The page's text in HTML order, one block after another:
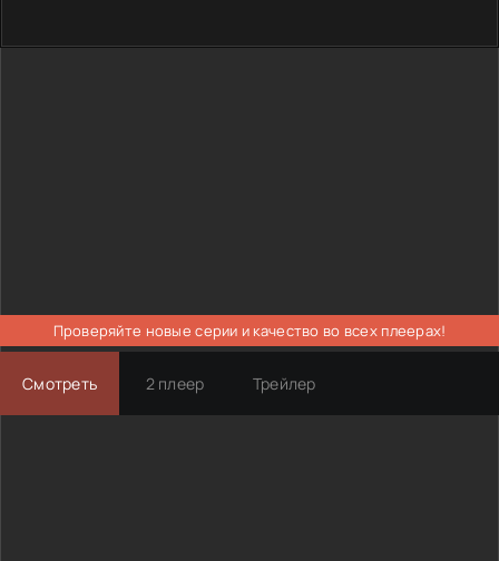
Проверяйте новые серии и качество во всех плеерах!
Смотреть 2 плеер Трейлер